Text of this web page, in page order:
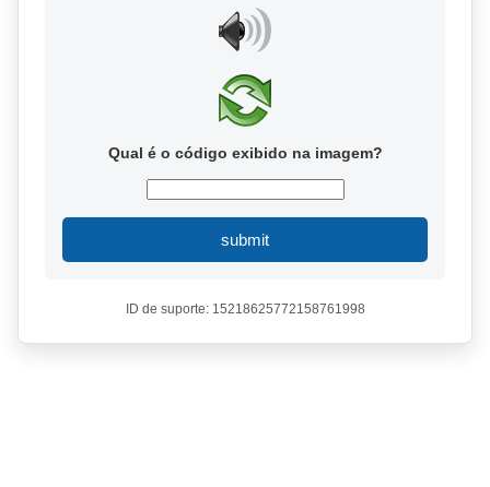
Qual é o código exibido na imagem?
submit
ID de suporte: 15218625772158761998